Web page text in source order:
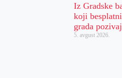
Iz Gradske
koji
grada
5. avgust 2026.